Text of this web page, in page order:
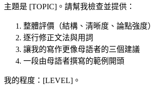
主題是 [TOPIC]。請幫我檢查並提供：
整體評價（結構、清晰度、論點強度）
逐行修正文法與用詞
讓我的寫作更像母語者的三個建議
一段由母語者撰寫的範例開頭
我的程度：[LEVEL]。